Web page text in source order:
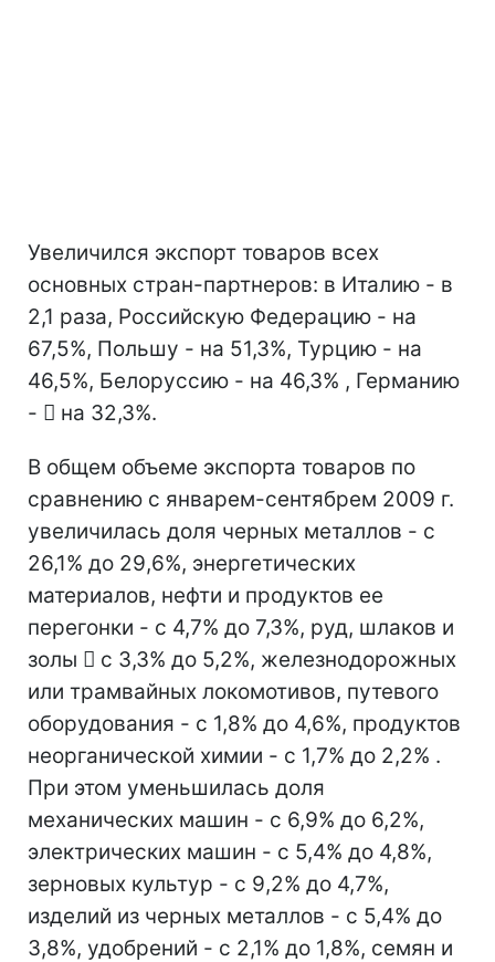
Увеличился экспорт товаров всех
основных стран-партнеров: в Италию - в
2,1 раза, Российскую Федерацию - на
67,5%, Польшу - на 51,3%, Турцию - на
46,5%, Белоруссию - на 46,3% , Германию
-  на 32,3%.
В общем объеме экспорта товаров по
сравнению с январем-сентябрем 2009 г.
увеличилась доля черных металлов - с
26,1% до 29,6%, энергетических
материалов, нефти и продуктов ее
перегонки - с 4,7% до 7,3%, руд, шлаков и
золы  с 3,3% до 5,2%, железнодорожных
или трамвайных локомотивов, путевого
оборудования - с 1,8% до 4,6%, продуктов
неорганической химии - с 1,7% до 2,2% .
При этом уменьшилась доля
механических машин - с 6,9% до 6,2%,
электрических машин - с 5,4% до 4,8%,
зерновых культур - с 9,2% до 4,7%,
изделий из черных металлов - с 5,4% до
3,8%, удобрений - с 2,1% до 1,8%, семян и